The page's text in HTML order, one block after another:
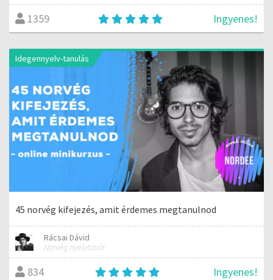
1359 Ingyenes!
Idegennyelv-tanulás
45 norvég kifejezés, amit érdemes megtanulnod
Rácsai Dávid
Norvég nyelvtanár
834 Ingyenes!